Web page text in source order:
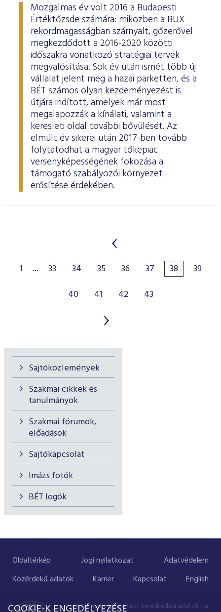
Sajtóközlemények
Szakmai cikkek és
tanulmányok
Szakmai fórumok,
előadások
Sajtókapcsolat
Imázs fotók
BÉT logók
Mozgalmas év volt 2016 a Budapesti
Értéktőzsde számára: miközben a BUX
rekordmagasságban szárnyalt, gőzerővel
megkezdődött a 2016-2020 közötti
időszakra vonatkozó stratégiai tervek
megvalósítása. Sok év után ismét több új
vállalat jelent meg a hazai parketten, és a
BÉT számos olyan kezdeményezést is
útjára indított, amelyek már most
megalapozzák a kínálati, valamint a
keresleti oldal további bővülését. Az
elmúlt év sikerei után 2017-ben tovább
folytatódhat a magyar tőkepiac
versenyképességének fokozása a
támogató szabályozói környezet
erősítése érdekében.
1 ... 33 34 35 36 37 38
39
40
41 42 43
Oldaltérkép Jogi nyilatkozat
Adatvédelem
Közérdekű adatok
Karrier Kapcsolat English
A portálon megjelenített kereskedési adatok - a